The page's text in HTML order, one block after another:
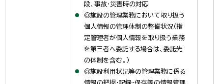
段、事故・災害時の対応
◎施設の管理業務において取り扱う
個人情報の管理体制の整備状況（指
定管理者が個人情報を取り扱う業務
を第三者へ委託する場合は、委託先
の体制を含む。）
◎施設利用状況等の管理業務に係る
情報の把握・記録・保存等の情報管理